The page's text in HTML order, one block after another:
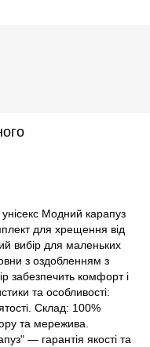
Модний карапуз
для хрещення від
вибір для маленьких
з оздобленням з
забезпечить комфорт і
та особливості:
Склад: 100%
та мережива.
— гарантія якості та